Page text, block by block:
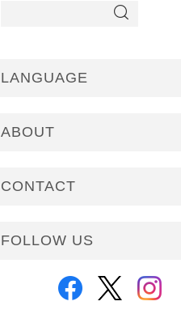
LANGUAGE
ABOUT
CONTACT
FOLLOW US